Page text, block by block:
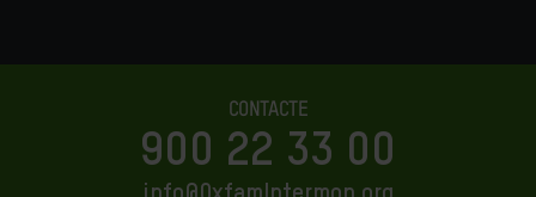
CONTACTE
900 22 33 00